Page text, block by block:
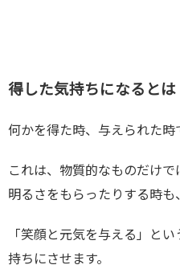
得した気持ちになるとは
何かを得た時、与えられた時
これは、物質的なものだけで
明るさをもらったりする時も
「笑顔と元気を与える」と
持ちにさせます。